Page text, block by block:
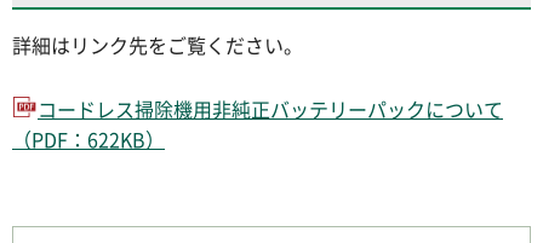
詳細はリンク先をご覧ください。
コードレス掃除機用非純正バッテリーパックについて
（PDF：622KB）